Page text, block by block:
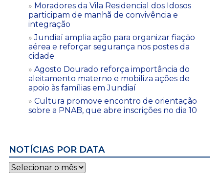
Moradores da Vila Residencial dos Idosos
participam de manhã de convivência e
integração
Jundiaí amplia ação para organizar fiação
aérea e reforçar segurança nos postes da
cidade
Agosto Dourado reforça importância do
aleitamento materno e mobiliza ações de
apoio às famílias em Jundiaí
Cultura promove encontro de orientação
sobre a PNAB, que abre inscrições no dia 10
NOTÍCIAS POR DATA
Notícias
por